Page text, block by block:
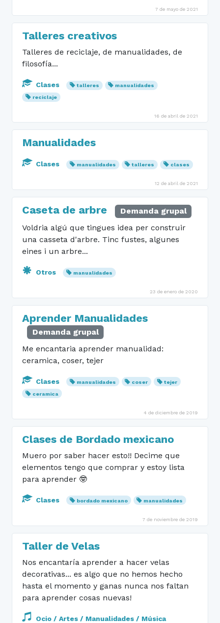
7 de mayo de 2021
Talleres creativos
Talleres de reciclaje, de manualidades, de
filosofía...
Clases talleres
manualidades
reciclaje
16 de abril de 2021
Manualidades
Clases manualidades talleres clases
12 de abril de 2021
Caseta de arbre
Demanda grupal
Voldria algú que tingues idea per construir
una casseta d'arbre. Tinc fustes, algunes
eines i un arbre...
Otros manualidades
23 de enero de 2020
Aprender Manualidades
Demanda grupal
Me encantaria aprender manualidad:
ceramica, coser, tejer
Clases manualidades coser
tejer
ceramica
4 de diciembre de 2019
Clases de Bordado mexicano
Muero por saber hacer esto!! Decime que
elementos tengo que comprar y estoy lista
para aprender 🤓
Clases bordado mexicano manualidades
7 de noviembre de 2019
Taller de Velas
Nos encantaría aprender a hacer velas
decorativas... es algo que no hemos hecho
hasta el momento y ganas nunca nos faltan
para aprender cosas nuevas!
Ocio / Artes / Manualidades / Música